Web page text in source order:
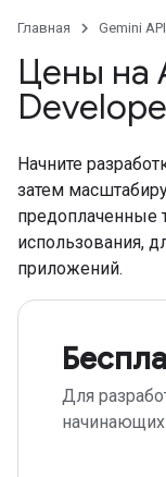
Главная Gemini API
Цены на
Начните
затем
предоплаченные
использования,
приложений.
Для
начинающих